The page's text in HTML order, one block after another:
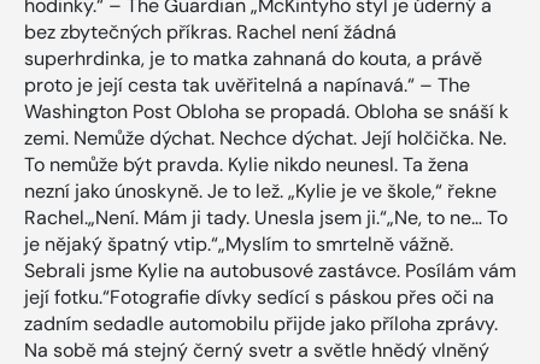
hodinky.“ – The Guardian „McKintyho styl je úderný a
bez zbytečných příkras. Rachel není žádná
superhrdinka, je to matka zahnaná do kouta, a právě
proto je její cesta tak uvěřitelná a napínavá.“ – The
Washington Post Obloha se propadá. Obloha se snáší k
zemi. Nemůže dýchat. Nechce dýchat. Její holčička. Ne.
To nemůže být pravda. Kylie nikdo neunesl. Ta žena
nezní jako únoskyně. Je to lež. „Kylie je ve škole,“ řekne
Rachel.„Není. Mám ji tady. Unesla jsem ji.“„Ne, to ne… To
je nějaký špatný vtip.“„Myslím to smrtelně vážně.
Sebrali jsme Kylie na autobusové zastávce. Posílám vám
její fotku.“Fotografie dívky sedící s páskou přes oči na
zadním sedadle automobilu přijde jako příloha zprávy.
Na sobě má stejný černý svetr a světle hnědý vlněný